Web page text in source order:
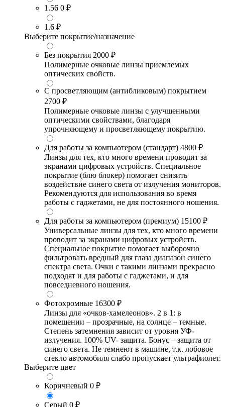
1.56 0 ₽
1.6 ₽
Выберите покрытие/назначение
Без покрытия 2000 ₽
Полимерные очковые линзы приемлемых
оптических свойств.
С просветляющим (антибликовым) покрытием
2700 ₽
Полимерные очковые линзы с улучшенными
оптическими свойствами, благодаря
упрочняющему и просветляющему покрытию.
Для работы за компьютером (стандарт) 4800 ₽
Линзы для тех, кто много времени проводит за
экранами цифровых устройств. Специальное
покрытие (блю блокер) помогает снизить
воздействие синего света от излучения мониторов.
Рекомендуются для использования во время
работы с гаджетами, не для постоянного ношения.
Для работы за компьютером (премиум) 15100 ₽
Универсальные линзы для тех, кто много времени
проводит за экранами цифровых устройств.
Специальное покрытие помогает выборочно
фильтровать вредный для глаза диапазон синего
спектра света. Очки с такими линзами прекрасно
подходят и для работы с гаджетами, и для
повседневного ношения.
Фотохромные 16300 ₽
Линзы для «очков-хамелеонов». 2 в 1: в
помещении – прозрачные, на солнце – темные.
Степень затемнения зависит от уровня УФ-
излучения. 100% UV- защита. Бонус – защита от
синего света. Не темнеют в машине, т.к. лобовое
стекло автомобиля слабо пропускает ультрафиолет.
Выберите цвет
Коричневый 0 ₽
Серый 0 ₽